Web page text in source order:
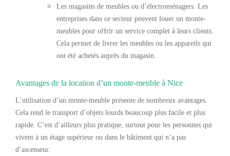
Les magasins de meubles ou d’électroménagers. Les
entreprises dans ce secteur peuvent louer un monte-
meubles pour offrir un service complet à leurs clients.
Cela permet de livrer les meubles ou les appareils qui
ont été achetés auprès du magasin.
Avantages de la location d’un monte-meuble à Nice
L’utilisation d’un monte-meuble présente de nombreux avantages.
Cela rend le transport d’objets lourds beaucoup plus facile et plus
rapide. C’est d’ailleurs plus pratique, surtout pour les personnes qui
vivent à un étage supérieur ou dans le bâtiment qui n’a pas
d’ascenseur.